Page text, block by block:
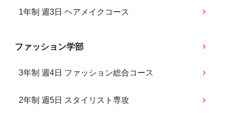
1年制 週3日 ヘアメイクコース
ファッション学部
3年制 週4日 ファッション総合コース
2年制 週5日 スタイリスト専攻